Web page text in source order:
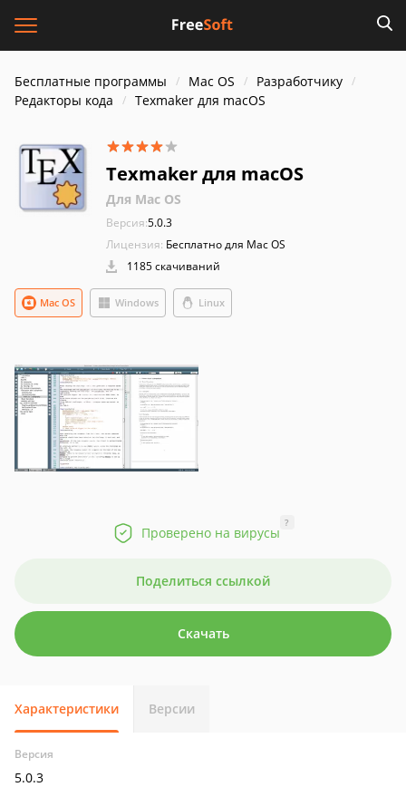
Бесплатные программы Mac OS
Разработчику
Редакторы кода
Texmaker для macOS
Texmaker для macOS
Для Mac OS
Версия:5.0.3
Лицензия: Бесплатно для Mac OS
1185 скачиваний
Windows Linux
Mac OS
Проверено на вирусы
?
Поделиться ссылкой
Скачать
Характеристики Версии
Версия
5.0.3